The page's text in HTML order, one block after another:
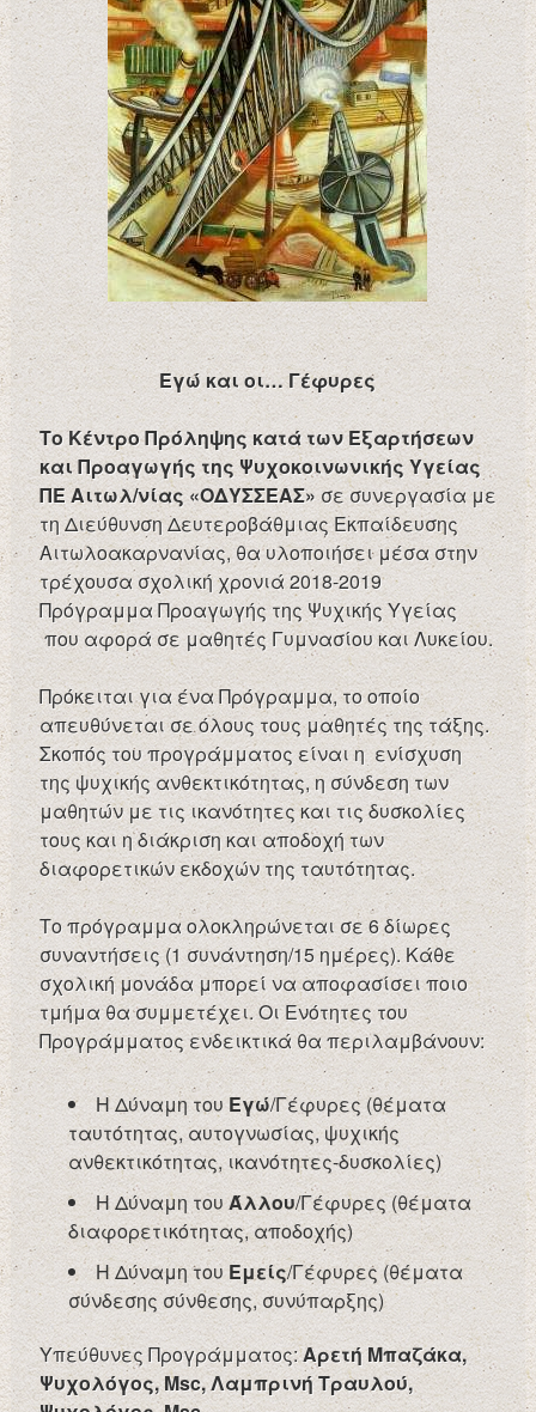
Εγώ και οι… Γέφυρες
Το Κέντρο Πρόληψης κατά των Εξαρτήσεων
και Προαγωγής της Ψυχοκοινωνικής Υγείας
ΠΕ Αιτωλ/νίας «ΟΔΥΣΣΕΑΣ»σε συνεργασία με
τη Διεύθυνση Δευτεροβάθμιας Εκπαίδευσης
Αιτωλοακαρνανίας, θα υλοποιήσει μέσα στην
τρέχουσα σχολική χρονιά 2018-2019
Πρόγραμμα Προαγωγής της Ψυχικής Υγείας
που αφορά σε μαθητές Γυμνασίου και Λυκείου.
Πρόκειται για ένα Πρόγραμμα, το οποίο
απευθύνεται σε όλους τους μαθητές της τάξης.
Σκοπός του προγράμματος είναι η ενίσχυση
της ψυχικής ανθεκτικότητας, η σύνδεση των
μαθητών με τις ικανότητες και τις δυσκολίες
τους και η διάκριση και αποδοχή των
διαφορετικών εκδοχών της ταυτότητας.
Το πρόγραμμα ολοκληρώνεται σε 6 δίωρες
συναντήσεις (1 συνάντηση/15 ημέρες). Κάθε
σχολική μονάδα μπορεί να αποφασίσει ποιο
τμήμα θα συμμετέχει. Οι Ενότητες του
Προγράμματος ενδεικτικά θα περιλαμβάνουν:
Η Δύναμη τουΕγώ/Γέφυρες (θέματα
ταυτότητας, αυτογνωσίας, ψυχικής
ανθεκτικότητας, ικανότητες-δυσκολίες)
Η Δύναμη τουΆλλου/Γέφυρες (θέματα
διαφορετικότητας, αποδοχής)
Η Δύναμη του Εμείς/Γέφυρες (θέματα
σύνδεσης σύνθεσης, συνύπαρξης)
Υπεύθυνες Προγράμματος:Αρετή Μπαζάκα,
Ψυχολόγος, Msc, Λαμπρινή Τραυλού,